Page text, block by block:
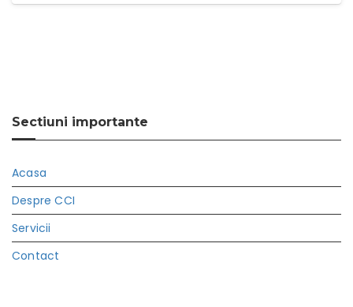
Sectiuni importante
Acasa
Despre CCI
Servicii
Contact